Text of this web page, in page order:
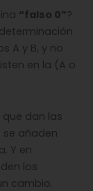
“falso 0”?
A y B, y no
en la (A o
que dan las
se añaden
Y en
los
cambio.